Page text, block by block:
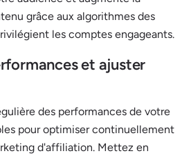
grâce aux algorithmes des
les comptes engageants.
et ajuster
des performances de votre
pour optimiser continuellement
d'affiliation. Mettez en